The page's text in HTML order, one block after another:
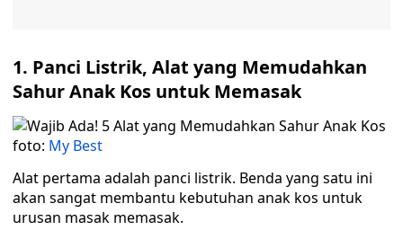
1. Panci Listrik, Alat yang Memudahkan
Sahur Anak Kos untuk Memasak
foto: My Best
Alat pertama adalah panci listrik. Benda yang satu ini
akan sangat membantu kebutuhan anak kos untuk
urusan masak memasak.